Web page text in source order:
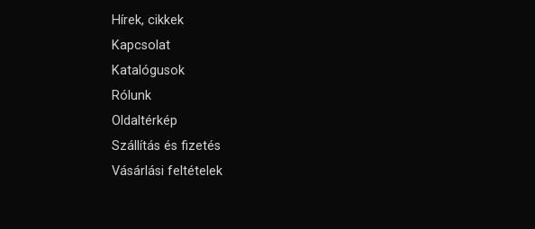
Hírek, cikkek
Kapcsolat
Katalógusok
Rólunk
Oldaltérkép
Szállítás és fizetés
Vásárlási feltételek